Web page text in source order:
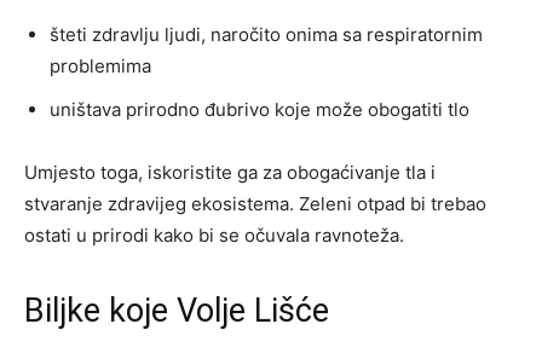
šteti zdravlju ljudi, naročito onima sa respiratornim
problemima
uništava prirodno đubrivo koje može obogatiti tlo
Umjesto toga, iskoristite ga za obogaćivanje tla i
stvaranje zdravijeg ekosistema. Zeleni otpad bi trebao
ostati u prirodi kako bi se očuvala ravnoteža.
Biljke koje Volje Lišće